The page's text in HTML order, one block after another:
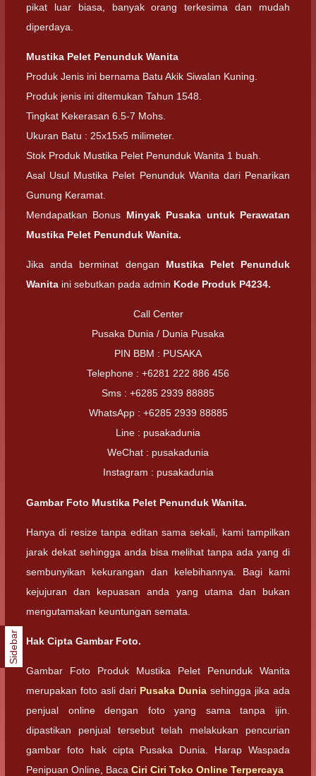
pikat luar biasa, banyak orang terkesima dan mudah
diperdaya.
Mustika Pelet Penunduk Wanita
Produk Jenis ini bernama Batu Akik Siwalan Kuning.
Produk jenis ini ditemukan Tahun 1548.
Tingkat Kekerasan 6.5-7 Mohs.
Ukuran Batu : 25x15x5 milimeter.
Stok Produk Mustika Pelet Penunduk Wanita 1 buah.
Asal Usul Mustika Pelet Penunduk Wanita dari Penarikan
Gunung Keramat.
Mendapatkan Bonus Minyak Pusaka untuk Perawatan
Mustika Pelet Penunduk Wanita.
Jika anda berminat dengan Mustika Pelet Penunduk
Wanita ini sebutkan pada admin Kode Produk P4234.
Call Center
Pusaka Dunia / Dunia Pusaka
PIN BBM : PUSAKA
Telephone : +6281 222 886 456
Sms : +6285 2939 88885
WhatsApp : +6285 2939 88885
Line : pusakadunia
WeChat : pusakadunia
Instagram : pusakadunia
Gambar Foto Mustika Pelet Penunduk Wanita.
Hanya di resize tanpa editan sama sekali, kami tampilkan
jarak dekat sehingga anda bisa melihat tanpa ada yang di
sembunyikan kekurangan dan kelebihannya. Bagi kami
kejujuran dan kepuasan anda yang utama dan bukan
mengutamakan keuntungan semata.
Hak Cipta Gambar Foto.
Gambar Foto Produk Mustika Pelet Penunduk Wanita
merupakan foto asli dari Pusaka Dunia sehingga jika ada
penjual online dengan foto yang sama tanpa ijin.
dipastikan penjual tersebut telah melakukan pencurian
gambar foto hak cipta Pusaka Dunia. Harap Waspada
Penipuan Online, Baca Ciri Ciri Toko Online Terpercaya
Sidebar